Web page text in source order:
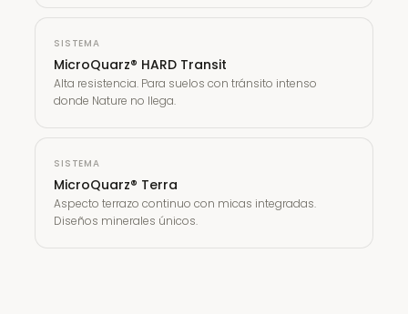
SISTEMA
MicroQuarz® HARD Transit
Alta resistencia. Para suelos con tránsito intenso
donde Nature no llega.
SISTEMA
MicroQuarz® Terra
Aspecto terrazo continuo con micas integradas.
Diseños minerales únicos.